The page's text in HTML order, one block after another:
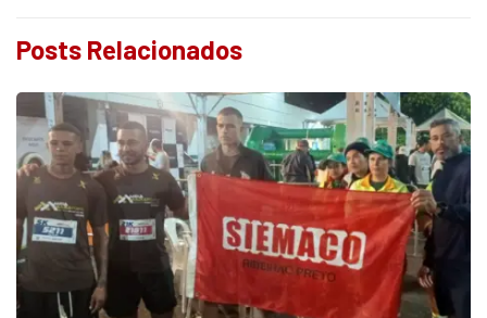
Posts Relacionados